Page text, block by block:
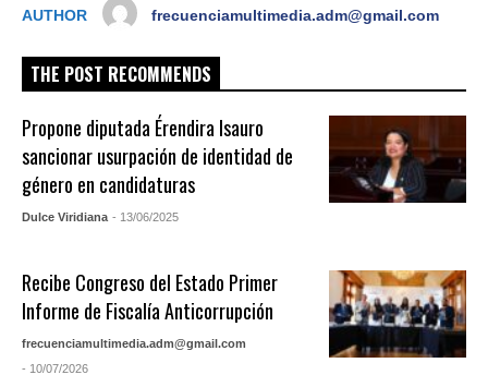
AUTHOR frecuenciamultimedia.adm@gmail.com
THE POST RECOMMENDS
Propone diputada Érendira Isauro
sancionar usurpación de identidad de
género en candidaturas
Dulce Viridiana - 13/06/2025
Recibe Congreso del Estado Primer
Informe de Fiscalía Anticorrupción
frecuenciamultimedia.adm@gmail.com
- 10/07/2026